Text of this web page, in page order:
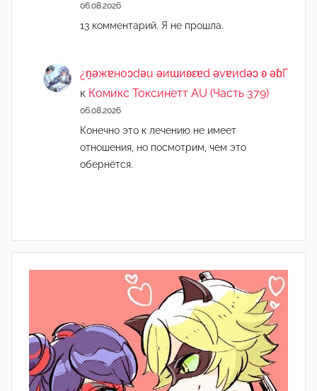
06.08.2026
13 комментарий. Я не прошла.
¿n̯ǝжɐноɔdǝu ǝиɯиʚεɐd ǝvɐиdǝɔ ʚ ǝɓГ
к Комикс Токсинетт AU (Часть 379)
06.08.2026
Конечно это к лечению не имеет
отношения, но посмотрим, чем это
обернётся.